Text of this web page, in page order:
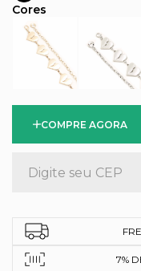
COMPRE AGORA
7%